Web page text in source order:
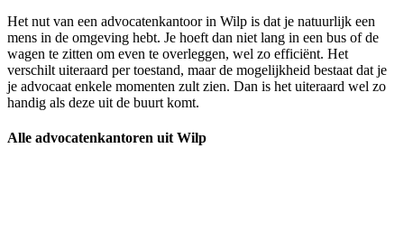
Het nut van een advocatenkantoor in Wilp is dat je natuurlijk een
mens in de omgeving hebt. Je hoeft dan niet lang in een bus of de
wagen te zitten om even te overleggen, wel zo efficiënt. Het
verschilt uiteraard per toestand, maar de mogelijkheid bestaat dat je
je advocaat enkele momenten zult zien. Dan is het uiteraard wel zo
handig als deze uit de buurt komt.
Alle advocatenkantoren uit Wilp